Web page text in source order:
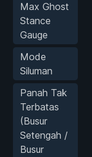
Max Ghost
Stance
Gauge
Mode
Siluman
Panah Tak
Terbatas
(Busur
Setengah /
Busur